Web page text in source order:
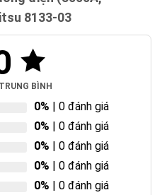
8133-03
BÌNH
0% | 0 đánh giá
0% | 0 đánh giá
0% | 0 đánh giá
0% | 0 đánh giá
0% | 0 đánh giá